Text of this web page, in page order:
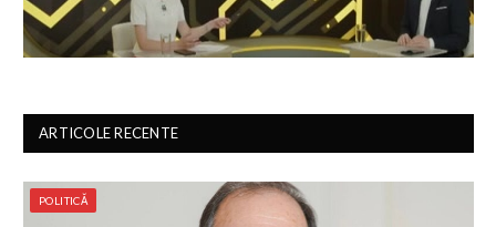
ARTICOLE RECENTE
POLITICĂ